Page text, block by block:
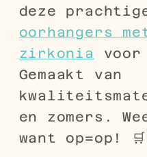
deze
oorhangers
zirkonia
voor
Gemaakt van
en zomers.
want op=op! 🛒